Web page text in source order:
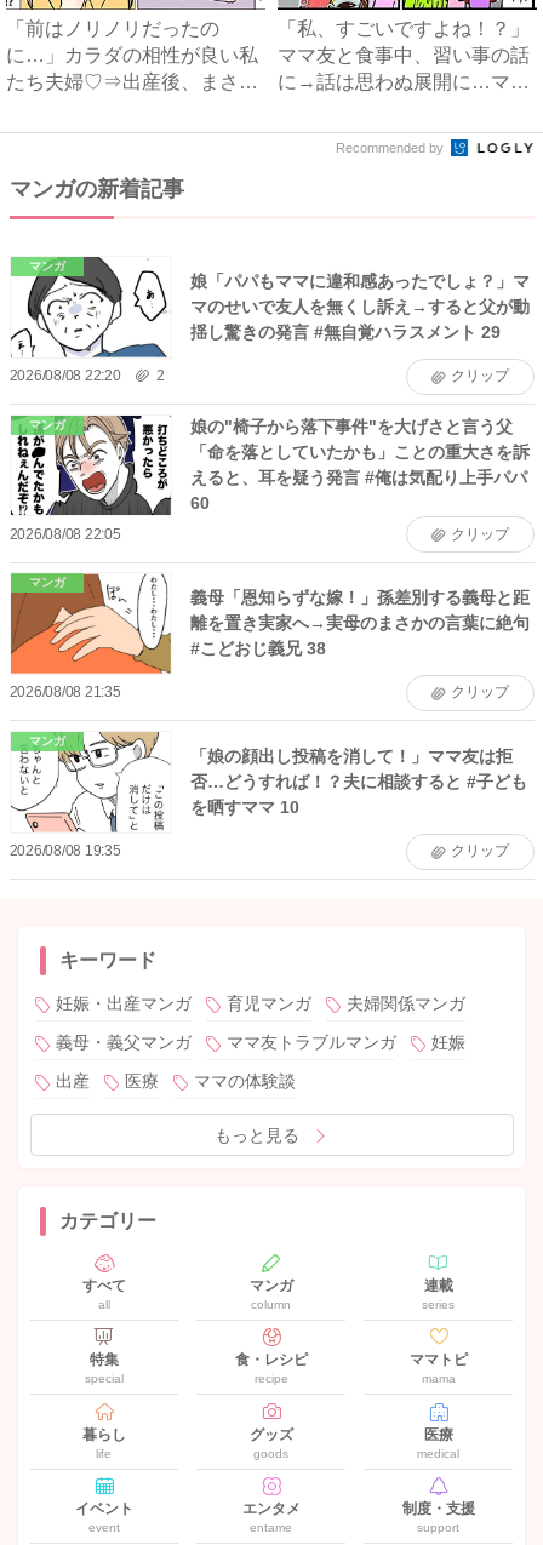
「前はノリノリだったの
に…」カラダの相性が良い私
たち夫婦♡⇒出産後、まさか
「私、すごいですよね！？」
ママ友と食事中、習い事の話
に→話は思わぬ展開に…ママ
Recommended by
マンガの新着記事
マンガ
娘「パパもママに違和感あったでしょ？」マ
マのせいで友人を無くし訴え→すると父が動
揺し驚きの発言 #無自覚ハラスメント 29
2026/08/08 22:20 2 クリップ
マンガ
娘の"椅子から落下事件"を大げさと言う父
「命を落としていたかも」ことの重大さを訴
えると、耳を疑う発言 #俺は気配り上手パパ
60
2026/08/08 22:05 クリップ
マンガ
義母「恩知らずな嫁！」孫差別する義母と距
離を置き実家へ→実母のまさかの言葉に絶句
#こどおじ義兄 38
2026/08/08 21:35 クリップ
マンガ
「娘の顔出し投稿を消して！」ママ友は拒
否…どうすれば！？夫に相談すると #子ども
を晒すママ 10
2026/08/08 19:35 クリップ
キーワード
妊娠・出産マンガ 育児マンガ
夫婦関係マンガ
義母・義父マンガ
ママ友トラブルマンガ
妊娠
出産
医療 ママの体験談
もっと見る
カテゴリー
すべて
all
マンガ
column
連載
series
特集
special
食・レシピ
recipe
ママトピ
mama
暮らし
life
グッズ
goods
医療
medical
イベント
event
エンタメ
entame
制度・支援
support